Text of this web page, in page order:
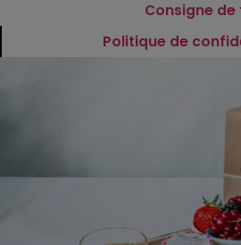
Consigne de
Politique de